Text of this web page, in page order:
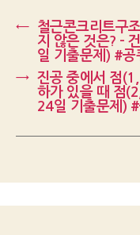
←
철근콘크리트구
지 않은 것은? –
일 기출문제) #공
→ 진공 중에서 점
하가 있을 때 점
24일 기출문제)